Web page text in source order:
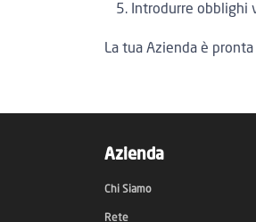
Introdurre obblighi
La tua Azienda è
Azienda
Chi Siamo
Rete